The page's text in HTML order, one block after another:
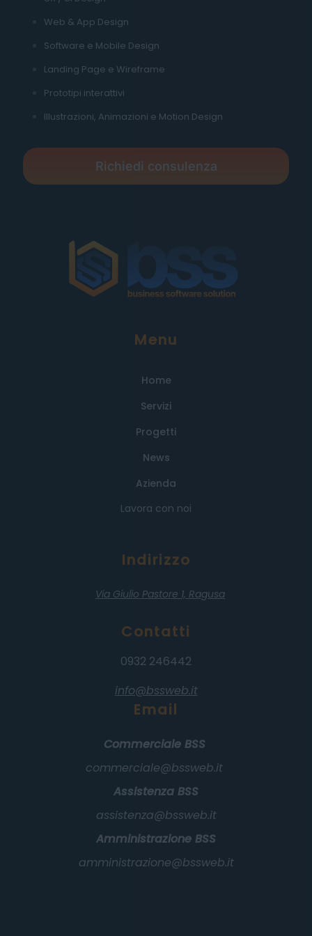
Web & App Design
Software e Mobile Design
Landing Page e Wireframe
Prototipi interattivi
Illustrazioni, Animazioni e Motion Design
Richiedi consulenza
Menu
Home
Servizi
Progetti
News
Azienda
Lavora con noi
Indirizzo
Via Giulio Pastore 1, Ragusa
Contatti
0932 246442
info@bssweb.it
Email
Commerciale BSS
commerciale@bssweb.it
Assistenza BSS
assistenza@bssweb.it
Amministrazione BSS
amministrazione@bssweb.it